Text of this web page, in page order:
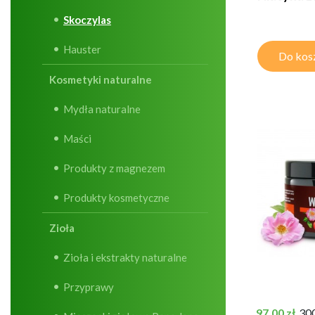
Skoczylas
Hauster
Kosmetyki naturalne
Mydła naturalne
Maści
Produkty z magnezem
Produkty kosmetyczne
Zioła
Zioła i ekstrakty naturalne
Przyprawy
Do
Cena